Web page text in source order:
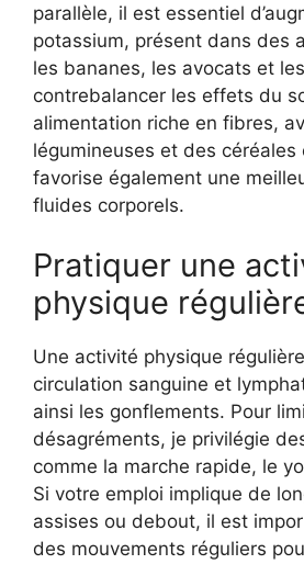
parallèle, il est essentiel
potassium, présent dans des
les bananes, les avocats et
contrebalancer les effets du
alimentation riche en fibres,
légumineuses et des céréales
favorise également une
fluides corporels.
Pratiquer une
physique
Une activité physique
circulation sanguine et
ainsi les gonflements. Pour
désagréments, je privilégie
comme la marche rapide, le
Si votre emploi implique de
assises ou debout, il est
des mouvements réguliers